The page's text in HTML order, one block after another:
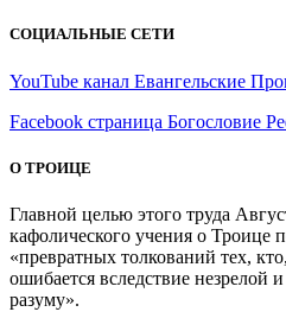
СОЦИАЛЬНЫЕ СЕТИ
YouTube канал Евангельские
Facebook страница Богословие
О ТРОИЦЕ
Главной целью этого труда
кафолического учения о Троице
«превратных толкований тех,
ошибается вследствие незрелой
разуму».